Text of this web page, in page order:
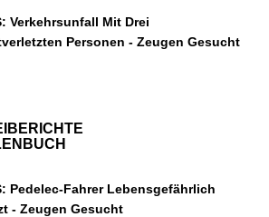
Verkehrsunfall Mit Drei
Personen - Zeugen Gesucht
Pedelec-Fahrer Lebensgefährlich
- Zeugen Gesucht